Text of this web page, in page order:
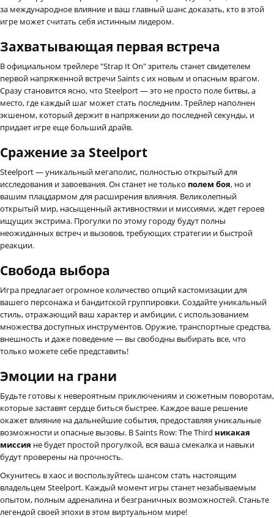
за международное влияние и ваш главный шанс доказать, кто в этой
игре может считать себя истинным лидером.
Захватывающая первая встреча
В официальном трейлере "Strap It On" зритель станет свидетелем
первой напряженной встречи Saints с их новым и опасным врагом.
Сразу становится ясно, что Steelport — это не просто поле битвы, а
место, где каждый шаг может стать последним. Трейлер наполнен
экшеном, который держит в напряжении до последней секунды, и
придает игре еще больший драйв.
Сражение за Steelport
Steelport — уникальный мегаполис, полностью открытый для
исследования и завоевания. Он станет не только полем боя, но и
вашим плацдармом для расширения влияния. Великолепный
открытый мир, насыщенный активностями и миссиями, ждет героев
ищущих экстрима. Прогулки по этому городу будут полны
неожиданных встреч и вызовов, требующих стратегии и быстрой
реакции.
Свобода выбора
Игра предлагает огромное количество опций кастомизации для
вашего персонажа и бандитской группировки. Создайте уникальный
стиль, отражающий ваш характер и амбиции, с использованием
множества доступных инструментов. Оружие, транспортные средства,
внешность и даже поведение — вы свободны выбирать все, что
только можете себе представить!
Эмоции на грани
Будьте готовы к невероятным приключениям и сюжетным поворотам,
которые заставят сердце биться быстрее. Каждое ваше решение
окажет влияние на дальнейшие события, предоставляя уникальные
возможности и опасные вызовы. В Saints Row: The Third никакая
миссия не будет простой прогулкой, вся ваша смекалка и навыки
будут проверены на прочность.
Окунитесь в хаос и воспользуйтесь шансом стать настоящим
владельцем Steelport. Каждый момент игры станет незабываемым
опытом, полным адреналина и безграничных возможностей. Станьте
легендой своей эпохи в этом виртуальном мире!